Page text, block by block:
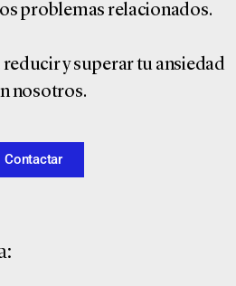
problemas relacionados.
y superar tu ansiedad
nosotros.
Contactar